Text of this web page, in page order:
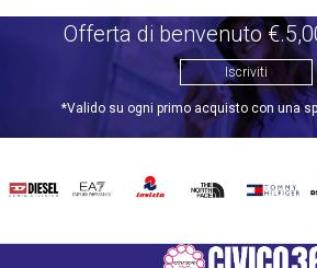
Offerta di benvenuto
Iscriviti
*Valido su ogni primo acquisto con una
DIESEL EA7 INVICTATHE
TOMMY